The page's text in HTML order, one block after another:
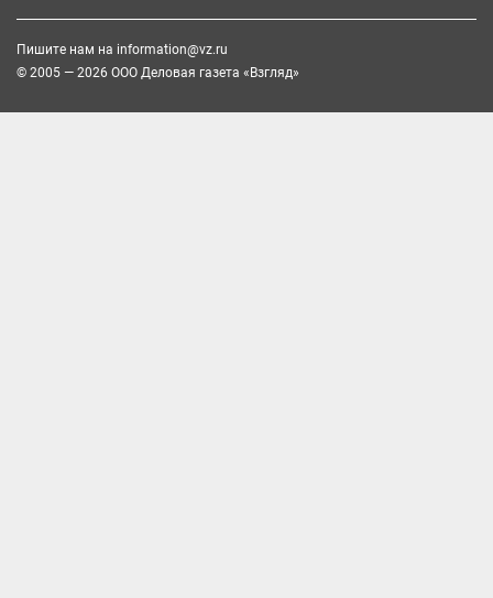
Пишите нам на information@vz.ru
© 2005 — 2026 ООО Деловая газета «Взгляд»